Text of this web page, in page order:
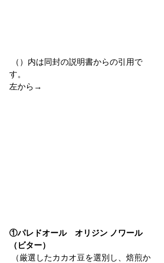
す。
左から→
①パレドオール　オリジン ノワール
（ビター）